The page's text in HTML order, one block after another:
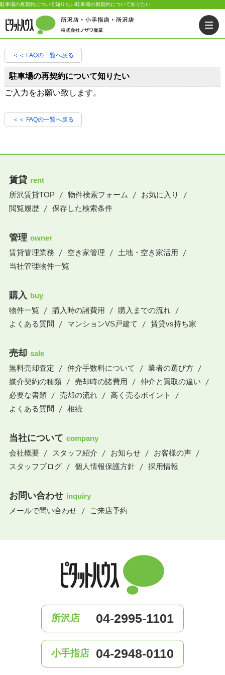
駐車場の再契約について知りたい駐車場の再契約について知りたい
＜＜ FAQの一覧へ戻る
駐車場の再契約について知りたい
ご入力をお願い致します。
＜＜ FAQの一覧へ戻る
賃貸 rent
所沢賃貸TOP
物件検索フォーム
お気に入り
閲覧履歴
保存した検索条件
管理 owner
賃貸管理業務
空き家管理
土地・空き家活用
当社管理物件一覧
購入 buy
物件一覧
購入時の諸費用
購入までの流れ
よくある質問
マンションVS戸建て 賃貸vs持ち家
売却 sale
無料売却査定
仲介手数料について
業者の選び方
媒介契約の種類
売却時の諸費用
仲介と買取の違い
必要な書類
売却の流れ
高く売るポイント
よくある質問
相続
当社について company
会社概要
スタッフ紹介 お知らせ
お客様の声
スタッフブログ
個人情報保護方針 採用情報
お問い合わせ inquiry
メールで問い合わせ
ご来店予約
所沢店 04-2995-1101
小手指店 04-2948-0110